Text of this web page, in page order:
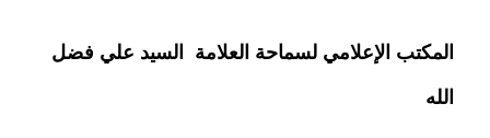
المكتب الإعلامي لسماحة العلامة السيد علي فضل
الله